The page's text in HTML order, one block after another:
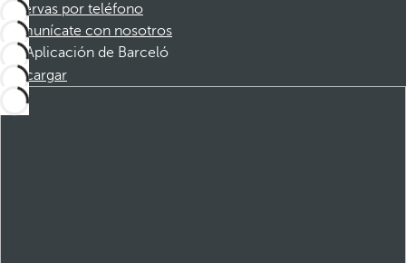
Reservas por teléfono
Comunícate con nosotros
Aplicación de Barceló
Descargar